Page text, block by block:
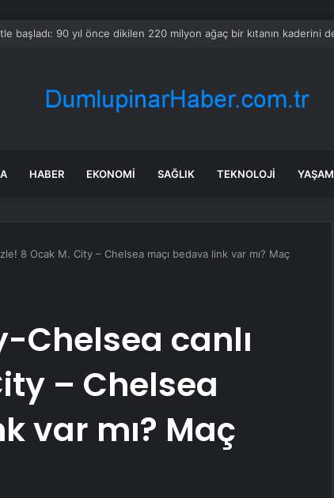
bugün neden düşüyor?
HABER EKONOMI SAĞLIK TEKNOLOJI YAŞAM
8 Ocak M. City – Chelsea maçı bedava link var mı? Maç
Chelsea canlı
– Chelsea
var mı? Maç